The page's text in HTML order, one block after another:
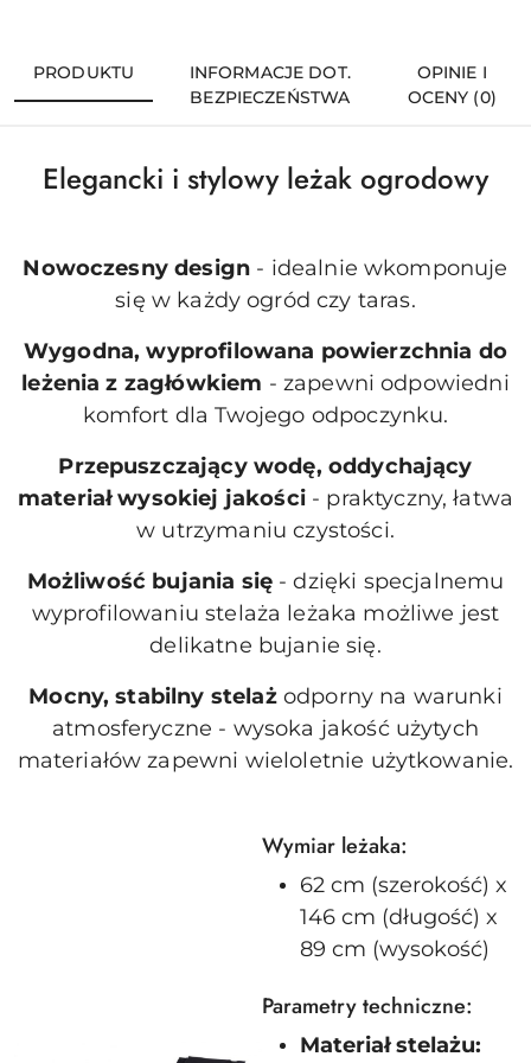
PRODUKTU
INFORMACJE DOT.
BEZPIECZEŃSTWA
OPINIE I
OCENY (0)
Elegancki i stylowy leżak ogrodowy
Nowoczesny design - idealnie wkomponuje
się w każdy ogród czy taras.
Wygodna, wyprofilowana powierzchnia do
leżenia z zagłówkiem - zapewni odpowiedni
komfort dla Twojego odpoczynku.
Przepuszczający wodę, oddychający
materiał wysokiej jakości - praktyczny, łatwa
w utrzymaniu czystości.
Możliwość bujania się - dzięki specjalnemu
wyprofilowaniu stelaża leżaka możliwe jest
delikatne bujanie się.
Mocny, stabilny stelażodporny na warunki
atmosferyczne - wysoka jakość użytych
materiałów zapewni wieloletnie użytkowanie.
Wymiar leżaka:
62 cm (szerokość) x
146 cm (długość) x
89 cm (wysokość)
Parametry techniczne:
Materiał stelażu: